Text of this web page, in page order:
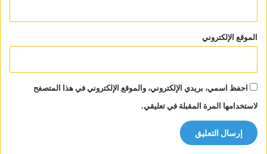
الموقع الإلكتروني
احفظ اسمي، بريدي الإلكتروني، والموقع الإلكتروني في هذا المتصفح
لاستخدامها المرة المقبلة في تعليقي.